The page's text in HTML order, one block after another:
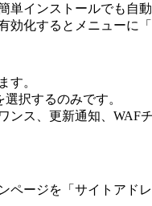
単インストールでも自
化するとメニューに「
す。
択するのみです。
ンス、更新通知、WAF
ページを「サイトアド